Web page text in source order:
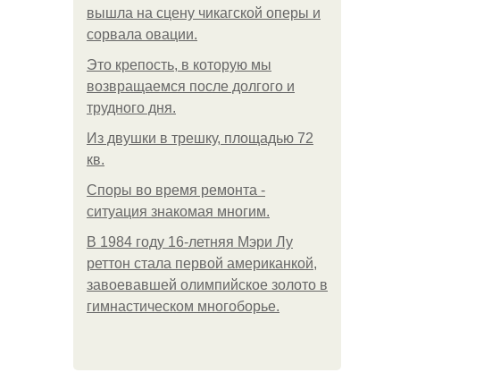
вышла на сцену чикагской оперы и
сорвала овации.
Это крепость, в которую мы
возвращаемся после долгого и
трудного дня.
Из двушки в трешку, площадью 72
кв.
Споры во время ремонта -
ситуация знакомая многим.
В 1984 году 16-летняя Мэри Лу
реттон стала первой американкой,
завоевавшей олимпийское золото в
гимнастическом многоборье.